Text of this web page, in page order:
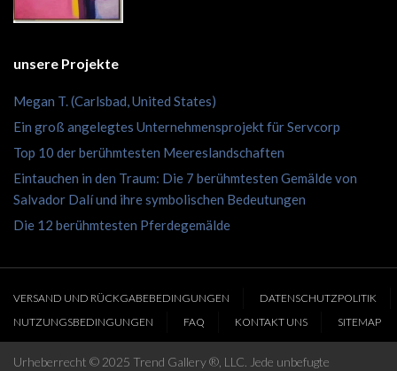
unsere Projekte
Megan T. (Carlsbad, United States)
Ein groß angelegtes Unternehmensprojekt für Servcorp
Top 10 der berühmtesten Meereslandschaften
Eintauchen in den Traum: Die 7 berühmtesten Gemälde von
Salvador Dalí und ihre symbolischen Bedeutungen
Die 12 berühmtesten Pferdegemälde
VERSAND UND RÜCKGABEBEDINGUNGEN
DATENSCHUTZPOLITIK
NUTZUNGSBEDINGUNGEN
FAQ KONTAKT UNS SITEMAP
Urheberrecht © 2025 Trend Gallery ®, LLC. Jede unbefugte